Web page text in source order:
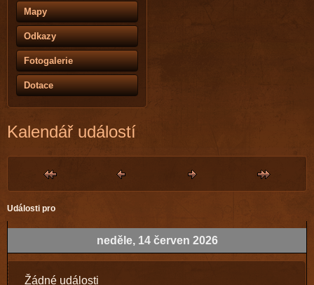
Mapy
Odkazy
Fotogalerie
Dotace
Kalendář událostí
Události pro
neděle, 14 červen 2026
Žádné události